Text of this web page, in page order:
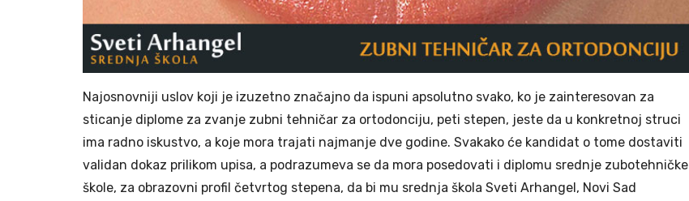
Najosnovniji uslov koji je izuzetno značajno da ispuni apsolutno svako, ko je zainteresovan za
sticanje diplome za zvanje zubni tehničar za ortodonciju, peti stepen, jeste da u konkretnoj struci
ima radno iskustvo, a koje mora trajati najmanje dve godine. Svakako će kandidat o tome dostaviti
validan dokaz prilikom upisa, a podrazumeva se da mora posedovati i diplomu srednje zubotehničke
škole, za obrazovni profil četvrtog stepena, da bi mu srednja škola Sveti Arhangel, Novi Sad